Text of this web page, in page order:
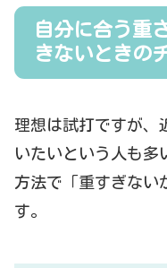
自分に合う重
きないときの
理想は試打ですが、
いたいという人も多
方法で「重すぎない
す。